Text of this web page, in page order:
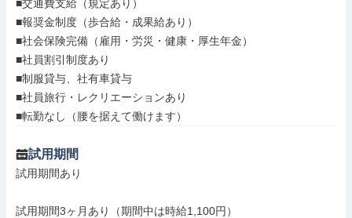
■交通費支給（規定あり）
■報奨金制度（歩合給・成果給あり）
■社会保険完備（雇用・労災・健康・厚生年金）
■社員割引制度あり
■制服貸与、社有車貸与
■社員旅行・レクリエーションあり
■転勤なし（腰を据えて働けます）
試用期間
試用期間あり
試用期間3ヶ月あり（期間中は時給1,100円）